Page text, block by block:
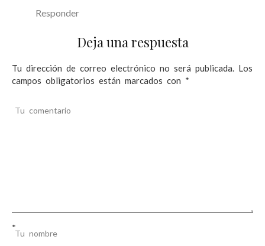
Responder
Deja una respuesta
Tu dirección de correo electrónico no será publicada. Los
campos obligatorios están marcados con *
Tu comentario
Tu nombre
*